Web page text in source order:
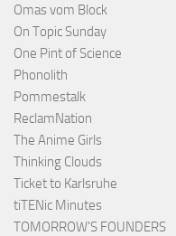
Omas vom Block
On Topic Sunday
One Pint of Science
Phonolith
Pommestalk
ReclamNation
The Anime Girls
Thinking Clouds
Ticket to Karlsruhe
tiTENic Minutes
TOMORROW'S FOUNDERS